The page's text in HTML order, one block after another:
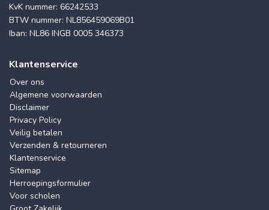
KvK nummer: 66242533
BTW nummer: NL856459069B01
Iban: NL86 INGB 0005 346373
Klantenservice
Over ons
Algemene voorwaarden
Disclaimer
Privacy Policy
Veilig betalen
Verzenden & retourneren
Klantenservice
Sitemap
Herroepingsformulier
Voor scholen